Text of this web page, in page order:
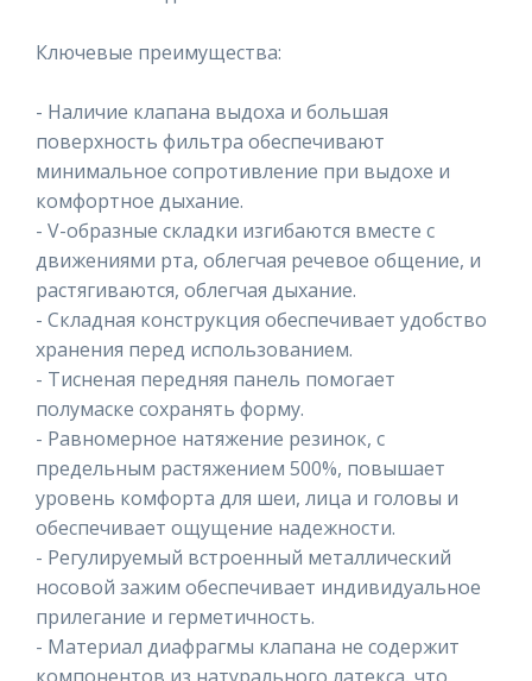
Ключевые преимущества:
- Наличие клапана выдоха и большая
поверхность фильтра обеспечивают
минимальное сопротивление при выдохе и
комфортное дыхание.
- V-образные складки изгибаются вместе с
движениями рта, облегчая речевое общение, и
растягиваются, облегчая дыхание.
- Складная конструкция обеспечивает удобство
хранения перед использованием.
- Тисненая передняя панель помогает
полумаске сохранять форму.
- Равномерное натяжение резинок, с
предельным растяжением 500%, повышает
уровень комфорта для шеи, лица и головы и
обеспечивает ощущение надежности.
- Регулируемый встроенный металлический
носовой зажим обеспечивает индивидуальное
прилегание и герметичность.
- Материал диафрагмы клапана не содержит